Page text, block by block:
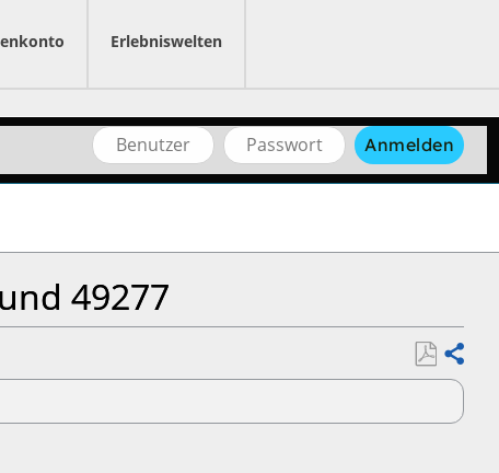
Erlebniswelten
Benutzername Passwort Anmelden
49277
Als
speichern
Teilen